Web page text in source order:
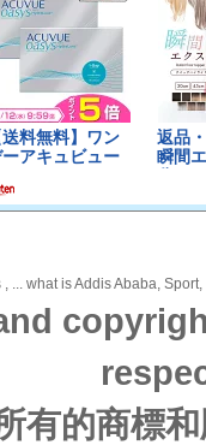
... what is Addis Ababa,
有的商標